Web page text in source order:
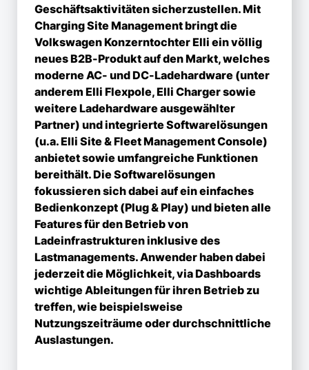
Geschäftsaktivitäten sicherzustellen. Mit
Charging Site Management bringt die
Volkswagen Konzerntochter Elli ein völlig
neues B2B-Produkt auf den Markt, welches
moderne AC- und DC-Ladehardware (unter
anderem Elli Flexpole, Elli Charger sowie
weitere Ladehardware ausgewählter
Partner) und integrierte Softwarelösungen
(u.a. Elli Site & Fleet Management Console)
anbietet sowie umfangreiche Funktionen
bereithält. Die Softwarelösungen
fokussieren sich dabei auf ein einfaches
Bedienkonzept (Plug & Play) und bieten alle
Features für den Betrieb von
Ladeinfrastrukturen inklusive des
Lastmanagements. Anwender haben dabei
jederzeit die Möglichkeit, via Dashboards
wichtige Ableitungen für ihren Betrieb zu
treffen, wie beispielsweise
Nutzungszeiträume oder durchschnittliche
Auslastungen.